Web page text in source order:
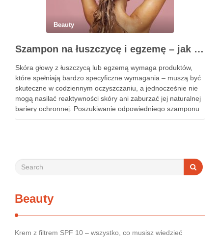
Beauty
Szampon na łuszczycę i egzemę – jak świadomie dobierać produkty przy wrażliwej skórze głowy?
Skóra głowy z łuszczycą lub egzemą wymaga produktów,
które spełniają bardzo specyficzne wymagania – muszą być
skuteczne w codziennym oczyszczaniu, a jednocześnie nie
mogą nasilać reaktywności skóry ani zaburzać jej naturalnej
bariery ochronnej. Poszukiwanie odpowiedniego szamponu
bywa dla wielu pacjentów procesem długim i frustrującym, bo
Beauty
Krem z filtrem SPF 10 – wszystko, co musisz wiedzieć